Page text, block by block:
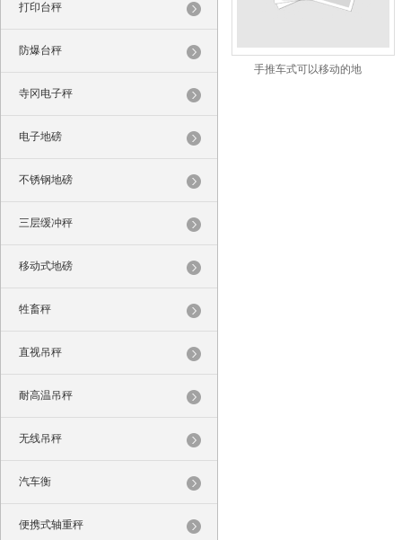
打印台秤
防爆台秤
寺冈电子秤
电子地磅
不锈钢地磅
三层缓冲秤
移动式地磅
牲畜秤
直视吊秤
耐高温吊秤
无线吊秤
汽车衡
便携式轴重秤
手推车式可以移动的地